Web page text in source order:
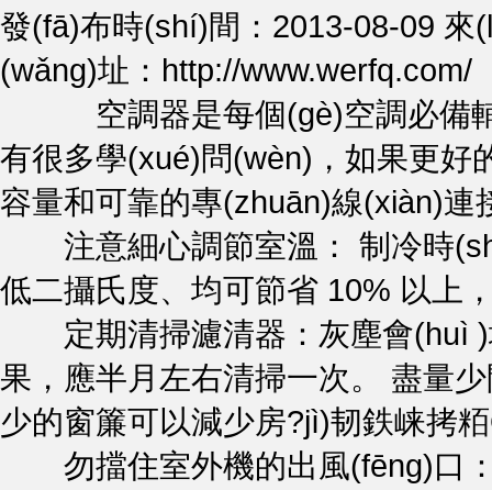
發(fā)布時(shí)間：2013-08-09 來
(wǎng)址：http://www.werfq.com/
空調器是每個(gè)空調必備輔
有很多學(xué)問(wèn)，如果更
容量和可靠的專(zhuān)線(xiàn)連
注意細心調節室溫： 制冷時(shí)
低二攝氏度、均可節省 10% 以上
定期清掃濾清器：灰塵會(huì )
果，應半月左右清掃一次。 盡
少的窗簾可以減少房?jì)韧鉄崃拷
勿擋住室外機的出風(fēng)口：否